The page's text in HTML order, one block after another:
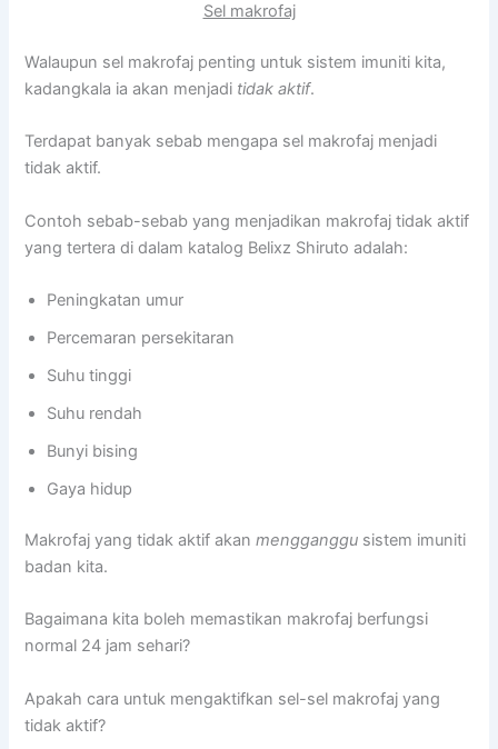
Sel makrofaj
Walaupun sel makrofaj penting untuk sistem imuniti kita,
kadangkala ia akan menjadi tidak aktif.
Terdapat banyak sebab mengapa sel makrofaj menjadi
tidak aktif.
Contoh sebab-sebab yang menjadikan makrofaj tidak aktif
yang tertera di dalam katalog Belixz Shiruto adalah:
Peningkatan umur
Percemaran persekitaran
Suhu tinggi
Suhu rendah
Bunyi bising
Gaya hidup
Makrofaj yang tidak aktif akanmengganggu sistem imuniti
badan kita.
Bagaimana kita boleh memastikan makrofaj berfungsi
normal 24 jam sehari?
Apakah cara untuk mengaktifkan sel-sel makrofaj yang
tidak aktif?